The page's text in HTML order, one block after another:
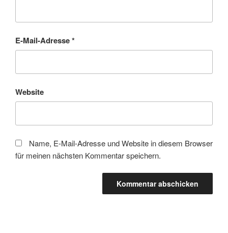
E-Mail-Adresse*
Website
Name, E-Mail-Adresse und Website in diesem Browser
für meinen nächsten Kommentar speichern.